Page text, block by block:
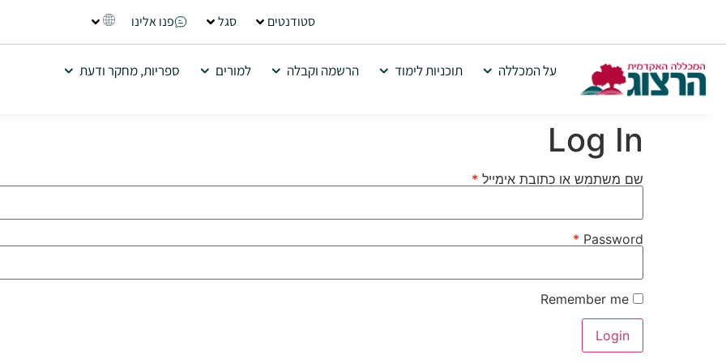
סטודנטים סגל פנו אלינו
על המכללה תוכניות לימוד הרשמה וקבלה למורים ספריות, מחקר ודעת
Log In
שם משתמש או כתובת אימייל *
Password
*
Remember me